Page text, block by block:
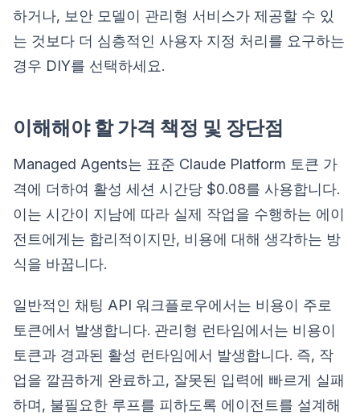
하거나, 보안 모델이 관리형 서비스가 제공할 수 있
는 것보다 더 심층적인 사용자 지정 처리를 요구하는
경우 DIY를 선택하세요.
이해해야 할 가격 책정 및 장단점
Managed Agents는 표준 Claude Platform 토큰 가
격에 더하여 활성 세션 시간당 $0.08를 사용합니다.
이는 시간이 지남에 따라 실제 작업을 수행하는 에이
전트에게는 합리적이지만, 비용에 대해 생각하는 방
식을 바꿉니다.
일반적인 채팅 API 워크플로우에서는 비용이 주로
토큰에서 발생합니다. 관리형 런타임에서는 비용이
토큰과 경과된 활성 런타임에서 발생합니다. 즉, 작
업을 깔끔하게 완료하고, 잘못된 입력에 빠르게 실패
하며, 불필요한 루프를 피하도록 에이전트를 설계해